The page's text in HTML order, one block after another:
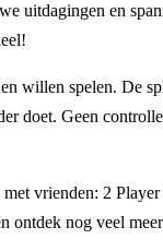
uitdagingen en
willen spelen. De
doet. Geen
vrienden: 2
ontdek nog veel